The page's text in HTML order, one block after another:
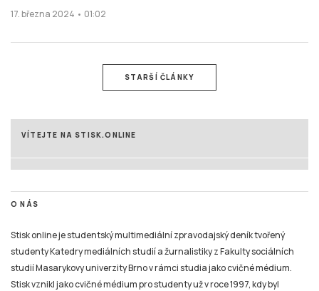
17. března 2024 • 01:02
STARŠÍ ČLÁNKY
VÍTEJTE NA STISK.ONLINE
O NÁS
Stisk online je studentský multimediální zpravodajský deník tvořený
studenty Katedry mediálních studií a žurnalistiky z Fakulty sociálních
studií Masarykovy univerzity Brno v rámci studia jako cvičné médium.
Stisk vznikl jako cvičné médium pro studenty už v roce 1997, kdy byl